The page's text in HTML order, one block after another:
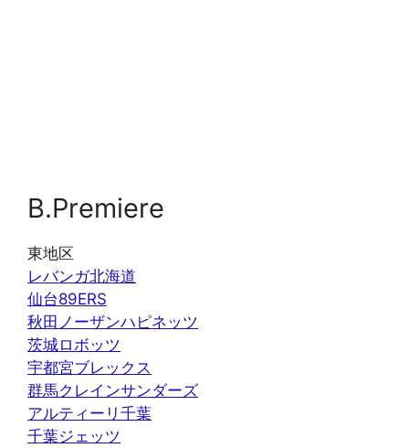
B.Premiere
東地区
レバンガ北海道
仙台89ERS
秋田ノーザンハピネッツ
茨城ロボッツ
宇都宮ブレックス
群馬クレインサンダーズ
アルティーリ千葉
千葉ジェッツ